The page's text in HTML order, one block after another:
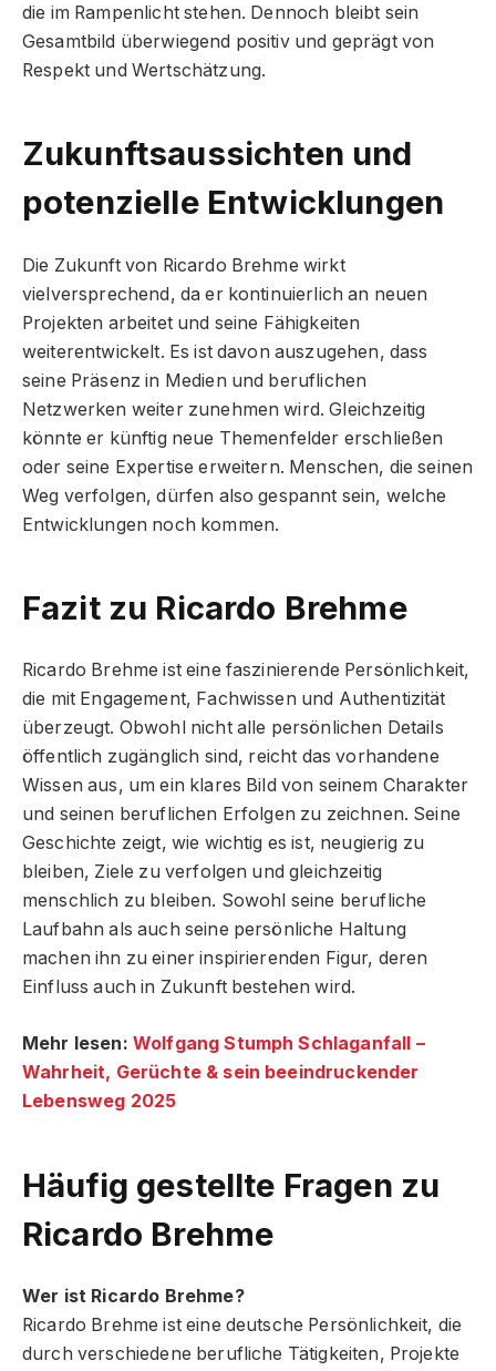
die im Rampenlicht stehen. Dennoch bleibt sein
Gesamtbild überwiegend positiv und geprägt von
Respekt und Wertschätzung.
Zukunftsaussichten und
potenzielle Entwicklungen
Die Zukunft von Ricardo Brehme wirkt
vielversprechend, da er kontinuierlich an neuen
Projekten arbeitet und seine Fähigkeiten
weiterentwickelt. Es ist davon auszugehen, dass
seine Präsenz in Medien und beruflichen
Netzwerken weiter zunehmen wird. Gleichzeitig
könnte er künftig neue Themenfelder erschließen
oder seine Expertise erweitern. Menschen, die seinen
Weg verfolgen, dürfen also gespannt sein, welche
Entwicklungen noch kommen.
Fazit zu Ricardo Brehme
Ricardo Brehme ist eine faszinierende Persönlichkeit,
die mit Engagement, Fachwissen und Authentizität
überzeugt. Obwohl nicht alle persönlichen Details
öffentlich zugänglich sind, reicht das vorhandene
Wissen aus, um ein klares Bild von seinem Charakter
und seinen beruflichen Erfolgen zu zeichnen. Seine
Geschichte zeigt, wie wichtig es ist, neugierig zu
bleiben, Ziele zu verfolgen und gleichzeitig
menschlich zu bleiben. Sowohl seine berufliche
Laufbahn als auch seine persönliche Haltung
machen ihn zu einer inspirierenden Figur, deren
Einfluss auch in Zukunft bestehen wird.
Mehr lesen: Wolfgang Stumph Schlaganfall –
Wahrheit, Gerüchte & sein beeindruckender
Lebensweg 2025
Häufig gestellte Fragen zu
Ricardo Brehme
Wer ist Ricardo Brehme?
Ricardo Brehme ist eine deutsche Persönlichkeit, die
durch verschiedene berufliche Tätigkeiten, Projekte